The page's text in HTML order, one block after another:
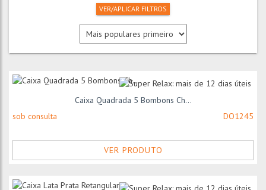
VER/APLICAR FILTROS
Caixa Quadrada 5 Bombons Ch...
sob consulta
DO1245
VER PRODUTO